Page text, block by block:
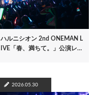
ハルニシオン 2nd ONEMAN L
IVE「春、満ちて。」公演レ…
2026.05.30